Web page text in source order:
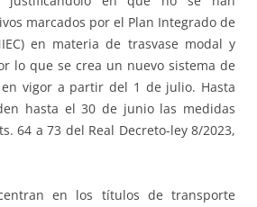
marcados por el Plan Integrado de
en materia de trasvase modal y
lo que se crea un nuevo sistema de
vigor a partir del 1 de julio. Hasta
hasta el 30 de junio las medidas
64 a 73 del Real Decreto-ley 8/2023,
en los títulos de transporte